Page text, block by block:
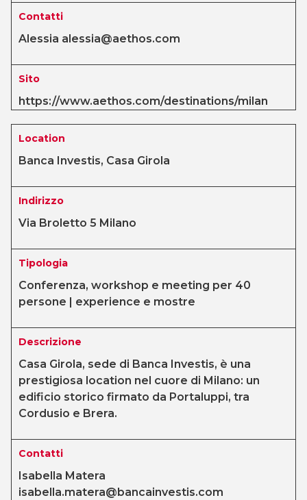
Contatti
Alessia alessia@aethos.com
Sito
https://www.aethos.com/destinations/milan
Location
Banca Investis, Casa Girola
Indirizzo
Via Broletto 5 Milano
Tipologia
Conferenza, workshop e meeting per 40
persone | experience e mostre
Descrizione
Casa Girola, sede di Banca Investis, è una
prestigiosa location nel cuore di Milano: un
edificio storico firmato da Portaluppi, tra
Cordusio e Brera.
Contatti
Isabella Matera
isabella.matera@bancainvestis.com